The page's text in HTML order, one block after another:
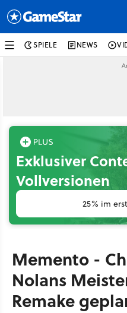
SPIELE NEWS
Exklusiver
Vollversionen
25% im
Memento -
Nolans
Remake